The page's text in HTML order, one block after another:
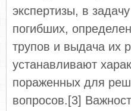
экспертизы, в
погибших,
трупов и выдача их
устанавливают
пораженных для
вопросов.[3]